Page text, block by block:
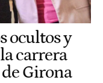
ocultos y
carrera
Girona